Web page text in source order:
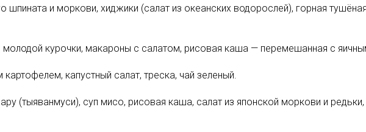
шпината и моркови, хиджики (салат из океанских водорослей), горная
курочки, макароны с салатом, рисовая каша — перемешанная с
капустный салат, треска, чай зеленый.
(тыяванмуси), суп мисо, рисовая каша, салат из японской моркови и